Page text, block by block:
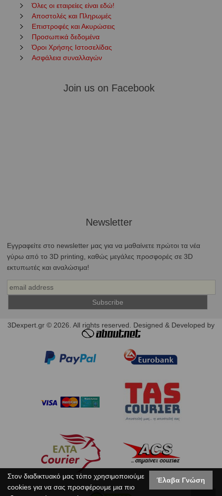
Όλες οι εταιρείες είναι εδώ!
Αποστολές και Πληρωμές
Επιστροφές και Ακυρώσεις
Προσωπικά δεδομένα
Όροι Χρήσης Ιστοσελίδας
Ασφάλεια συναλλαγών
Join us on Facebook
Newsletter
Εγγραφείτε στο newsletter μας για να μαθαίνετε πρώτοι τα νέα
γύρω από το 3D printing, καθώς μεγάλες προσφορές σε 3D
εκτυπωτές και αναλώσιμα!
3Dexpert.gr © 2026. All rights reserved. Designed & Developed by
Έλαβα Γνώση
Στον διαδικτυακό μας τόπο χρησιμοποιούμε
cookies για να σας προσφέρουμε μια πιο